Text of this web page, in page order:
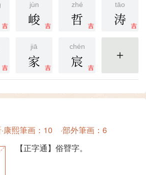
吉
jùn
吉
峻
zhé
吉
哲
tāo
吉
涛
吉
jiā
吉
家
chén
吉
宸 更多
·康熙筆画：10 ·部外筆画：6
【正字通】俗㬜字。